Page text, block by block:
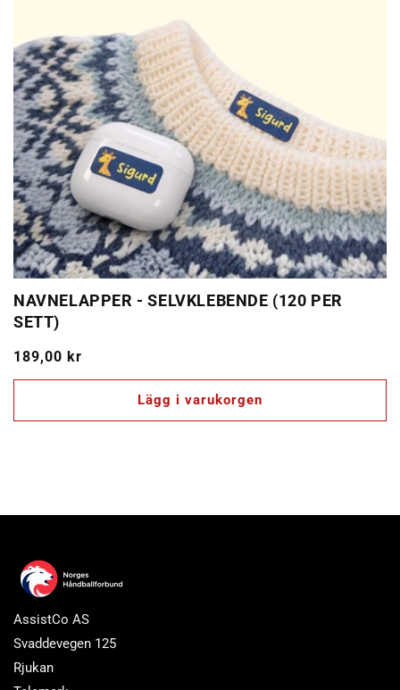
NAVNELAPPER - SELVKLEBENDE (120 PER
SETT)
Ordinarie
pris
189,00 kr
Lägg i varukorgen
AssistCo AS
Svaddevegen 125
Rjukan